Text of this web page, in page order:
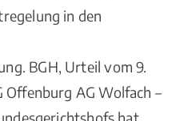
in den
BGH, Urteil vom 9.
Offenburg AG Wolfach –
hat